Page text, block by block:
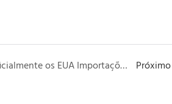
A Malásia proíbe oficialmente os EUA Importações de resíduos de plástico Próximo